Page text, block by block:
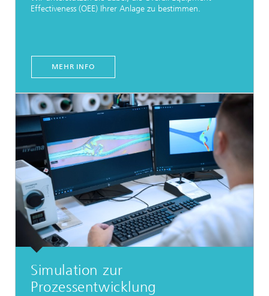
Effectiveness (OEE) Ihrer Anlage zu bestimmen.
MEHR INFO
Simulation zur
Prozessentwicklung